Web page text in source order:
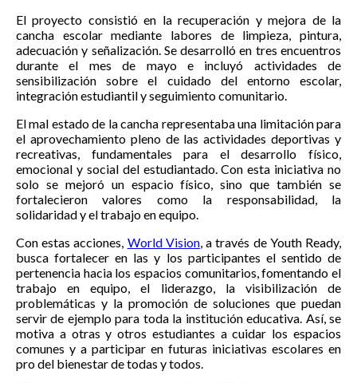
El proyecto consistió en la recuperación y mejora de la
cancha escolar mediante labores de limpieza, pintura,
adecuación y señalización. Se desarrolló en tres encuentros
durante el mes de mayo e incluyó actividades de
sensibilización sobre el cuidado del entorno escolar,
integración estudiantil y seguimiento comunitario.
El mal estado de la cancha representaba una limitación para
el aprovechamiento pleno de las actividades deportivas y
recreativas, fundamentales para el desarrollo físico,
emocional y social del estudiantado. Con esta iniciativa no
solo se mejoró un espacio físico, sino que también se
fortalecieron valores como la responsabilidad, la
solidaridad y el trabajo en equipo.
Con estas acciones, World Vision, a través de Youth Ready,
busca fortalecer en las y los participantes el sentido de
pertenencia hacia los espacios comunitarios, fomentando el
trabajo en equipo, el liderazgo, la visibilización de
problemáticas y la promoción de soluciones que puedan
servir de ejemplo para toda la institución educativa. Así, se
motiva a otras y otros estudiantes a cuidar los espacios
comunes y a participar en futuras iniciativas escolares en
pro del bienestar de todas y todos.